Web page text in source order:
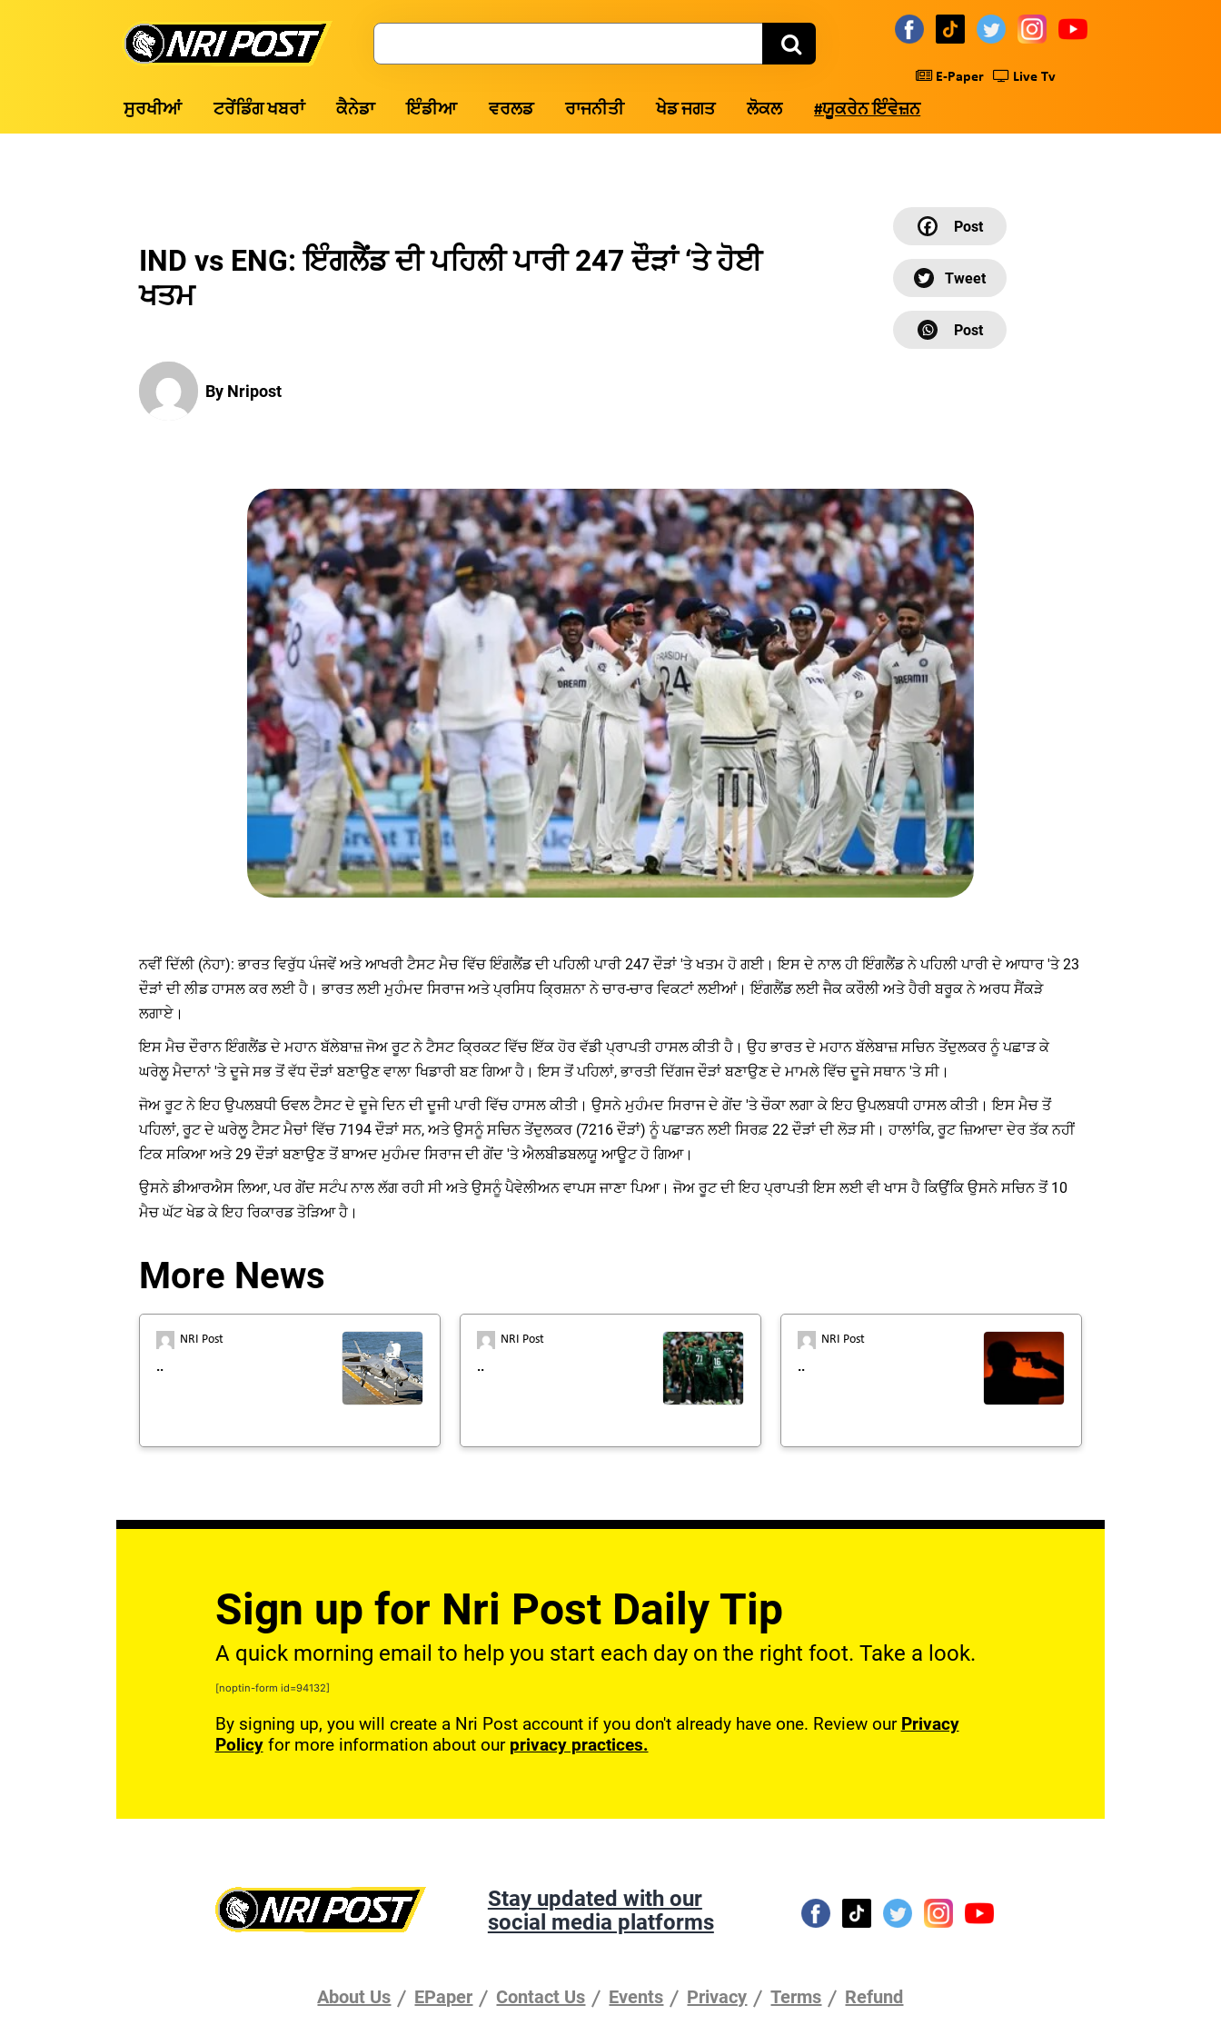
Post
Search
E-Paper Live Tv
ਸੁਰਖੀਆਂ ਟਰੇਂਡਿੰਗ ਖਬਰਾਂ ਕੈਨੇਡਾ ਇੰਡੀਆ ਵਰਲਡ ਰਾਜਨੀਤੀ ਖੇਡ ਜਗਤ ਲੋਕਲ #ਯੂਕਰੇਨ ਇੰਵੇਜ਼ਨ
IND vs ENG: ਇੰਗਲੈਂਡ ਦੀ ਪਹਿਲੀ ਪਾਰੀ 247 ਦੌੜਾਂ ‘ਤੇ ਹੋਈ
ਖਤਮ
By Nripost
ਨਵੀਂ ਦਿੱਲੀ (ਨੇਹਾ): ਭਾਰਤ ਵਿਰੁੱਧ ਪੰਜਵੇਂ ਅਤੇ ਆਖਰੀ ਟੈਸਟ ਮੈਚ ਵਿੱਚ ਇੰਗਲੈਂਡ ਦੀ ਪਹਿਲੀ ਪਾਰੀ 247 ਦੌੜਾਂ 'ਤੇ ਖਤਮ ਹੋ ਗਈ। ਇਸ ਦੇ ਨਾਲ ਹੀ ਇੰਗਲੈਂਡ ਨੇ ਪਹਿਲੀ ਪਾਰੀ ਦੇ ਆਧਾਰ 'ਤੇ 23
ਦੌੜਾਂ ਦੀ ਲੀਡ ਹਾਸਲ ਕਰ ਲਈ ਹੈ। ਭਾਰਤ ਲਈ ਮੁਹੰਮਦ ਸਿਰਾਜ ਅਤੇ ਪ੍ਰਸਿਧ ਕ੍ਰਿਸ਼ਨਾ ਨੇ ਚਾਰ-ਚਾਰ ਵਿਕਟਾਂ ਲਈਆਂ। ਇੰਗਲੈਂਡ ਲਈ ਜੈਕ ਕਰੌਲੀ ਅਤੇ ਹੈਰੀ ਬਰੂਕ ਨੇ ਅਰਧ ਸੈਂਕੜੇ
ਲਗਾਏ।
ਇਸ ਮੈਚ ਦੌਰਾਨ ਇੰਗਲੈਂਡ ਦੇ ਮਹਾਨ ਬੱਲੇਬਾਜ਼ ਜੋਅ ਰੂਟ ਨੇ ਟੈਸਟ ਕ੍ਰਿਕਟ ਵਿੱਚ ਇੱਕ ਹੋਰ ਵੱਡੀ ਪ੍ਰਾਪਤੀ ਹਾਸਲ ਕੀਤੀ ਹੈ। ਉਹ ਭਾਰਤ ਦੇ ਮਹਾਨ ਬੱਲੇਬਾਜ਼ ਸਚਿਨ ਤੇਂਦੁਲਕਰ ਨੂੰ ਪਛਾੜ ਕੇ
ਘਰੇਲੂ ਮੈਦਾਨਾਂ 'ਤੇ ਦੂਜੇ ਸਭ ਤੋਂ ਵੱਧ ਦੌੜਾਂ ਬਣਾਉਣ ਵਾਲਾ ਖਿਡਾਰੀ ਬਣ ਗਿਆ ਹੈ। ਇਸ ਤੋਂ ਪਹਿਲਾਂ, ਭਾਰਤੀ ਦਿੱਗਜ ਦੌੜਾਂ ਬਣਾਉਣ ਦੇ ਮਾਮਲੇ ਵਿੱਚ ਦੂਜੇ ਸਥਾਨ 'ਤੇ ਸੀ।
ਜੋਅ ਰੂਟ ਨੇ ਇਹ ਉਪਲਬਧੀ ਓਵਲ ਟੈਸਟ ਦੇ ਦੂਜੇ ਦਿਨ ਦੀ ਦੂਜੀ ਪਾਰੀ ਵਿੱਚ ਹਾਸਲ ਕੀਤੀ। ਉਸਨੇ ਮੁਹੰਮਦ ਸਿਰਾਜ ਦੇ ਗੇਂਦ 'ਤੇ ਚੌਕਾ ਲਗਾ ਕੇ ਇਹ ਉਪਲਬਧੀ ਹਾਸਲ ਕੀਤੀ। ਇਸ ਮੈਚ ਤੋਂ
ਪਹਿਲਾਂ, ਰੂਟ ਦੇ ਘਰੇਲੂ ਟੈਸਟ ਮੈਚਾਂ ਵਿੱਚ 7194 ਦੌੜਾਂ ਸਨ, ਅਤੇ ਉਸਨੂੰ ਸਚਿਨ ਤੇਂਦੁਲਕਰ (7216 ਦੌੜਾਂ) ਨੂੰ ਪਛਾੜਨ ਲਈ ਸਿਰਫ਼ 22 ਦੌੜਾਂ ਦੀ ਲੋੜ ਸੀ। ਹਾਲਾਂਕਿ, ਰੂਟ ਜ਼ਿਆਦਾ ਦੇਰ ਤੱਕ ਨਹੀਂ
ਟਿਕ ਸਕਿਆ ਅਤੇ 29 ਦੌੜਾਂ ਬਣਾਉਣ ਤੋਂ ਬਾਅਦ ਮੁਹੰਮਦ ਸਿਰਾਜ ਦੀ ਗੇਂਦ 'ਤੇ ਐਲਬੀਡਬਲਯੂ ਆਊਟ ਹੋ ਗਿਆ।
ਉਸਨੇ ਡੀਆਰਐਸ ਲਿਆ, ਪਰ ਗੇਂਦ ਸਟੰਪ ਨਾਲ ਲੱਗ ਰਹੀ ਸੀ ਅਤੇ ਉਸਨੂੰ ਪੈਵੇਲੀਅਨ ਵਾਪਸ ਜਾਣਾ ਪਿਆ। ਜੋਅ ਰੂਟ ਦੀ ਇਹ ਪ੍ਰਾਪਤੀ ਇਸ ਲਈ ਵੀ ਖਾਸ ਹੈ ਕਿਉਂਕਿ ਉਸਨੇ ਸਚਿਨ ਤੋਂ 10
ਮੈਚ ਘੱਟ ਖੇਡ ਕੇ ਇਹ ਰਿਕਾਰਡ ਤੋੜਿਆ ਹੈ।
More News
NRI Post
..
NRI Post
..
NRI Post
..
Sign up for Nri Post Daily Tip
A quick morning email to help you start each day on the right foot. Take a look.
[noptin-form id=94132]
By signing up, you will create a Nri Post account if you don't already have one. Review our Privacy
Policyfor more information about our privacy practices.
Stay updated with our
social media platforms
About Us EPaper Contact Us Events Privacy Terms Refund